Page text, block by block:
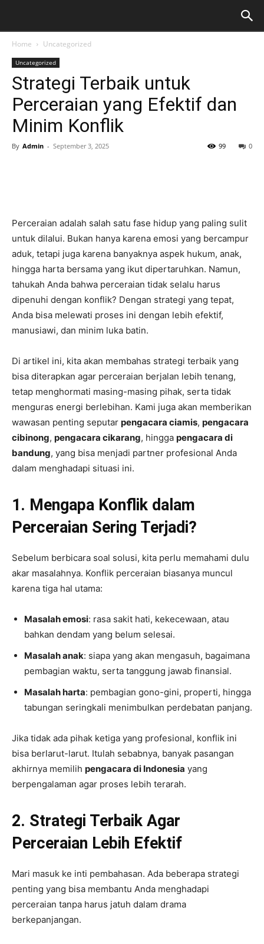
Home Uncategorized
Uncategorized
Strategi Terbaik untuk
Perceraian yang Efektif dan
Minim Konflik
By Admin - September 3, 2025 0
99
Perceraian adalah salah satu fase hidup yang paling sulit
untuk dilalui. Bukan hanya karena emosi yang bercampur
aduk, tetapi juga karena banyaknya aspek hukum, anak,
hingga harta bersama yang ikut dipertaruhkan. Namun,
tahukah Anda bahwa perceraian tidak selalu harus
dipenuhi dengan konflik? Dengan strategi yang tepat,
Anda bisa melewati proses ini dengan lebih efektif,
manusiawi, dan minim luka batin.
Di artikel ini, kita akan membahas strategi terbaik yang
bisa diterapkan agar perceraian berjalan lebih tenang,
tetap menghormati masing-masing pihak, serta tidak
menguras energi berlebihan. Kami juga akan memberikan
wawasan penting seputar pengacara ciamis, pengacara
cibinong, pengacara cikarang, hingga pengacara di
bandung, yang bisa menjadi partner profesional Anda
dalam menghadapi situasi ini.
1. Mengapa Konflik dalam
Perceraian Sering Terjadi?
Sebelum berbicara soal solusi, kita perlu memahami dulu
akar masalahnya. Konflik perceraian biasanya muncul
karena tiga hal utama:
Masalah emosi: rasa sakit hati, kekecewaan, atau
bahkan dendam yang belum selesai.
Masalah anak: siapa yang akan mengasuh, bagaimana
pembagian waktu, serta tanggung jawab finansial.
Masalah harta: pembagian gono-gini, properti, hingga
tabungan seringkali menimbulkan perdebatan panjang.
Jika tidak ada pihak ketiga yang profesional, konflik ini
bisa berlarut-larut. Itulah sebabnya, banyak pasangan
akhirnya memilih pengacara di Indonesia yang
berpengalaman agar proses lebih terarah.
2. Strategi Terbaik Agar
Perceraian Lebih Efektif
Mari masuk ke inti pembahasan. Ada beberapa strategi
penting yang bisa membantu Anda menghadapi
perceraian tanpa harus jatuh dalam drama
berkepanjangan.